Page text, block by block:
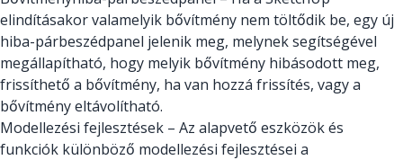
elindításakor valamelyik bővítmény nem töltődik be, egy új
hiba-párbeszédpanel jelenik meg, melynek segítségével
megállapítható, hogy melyik bővítmény hibásodott meg,
frissíthető a bővítmény, ha van hozzá frissítés, vagy a
bővítmény eltávolítható.
Modellezési fejlesztések – Az alapvető eszközök és
funkciók különböző modellezési fejlesztései a